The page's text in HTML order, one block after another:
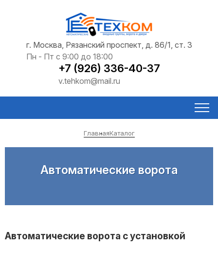
г. Москва, Рязанский проспект, д. 86/1, ст. 3
Пн - Пт с 9:00 до 18:00
+7 (926) 336-40-37
v.tehkom@mail.ru
ГлавнаяКаталог
Автоматические ворота
Автоматические ворота с установкой